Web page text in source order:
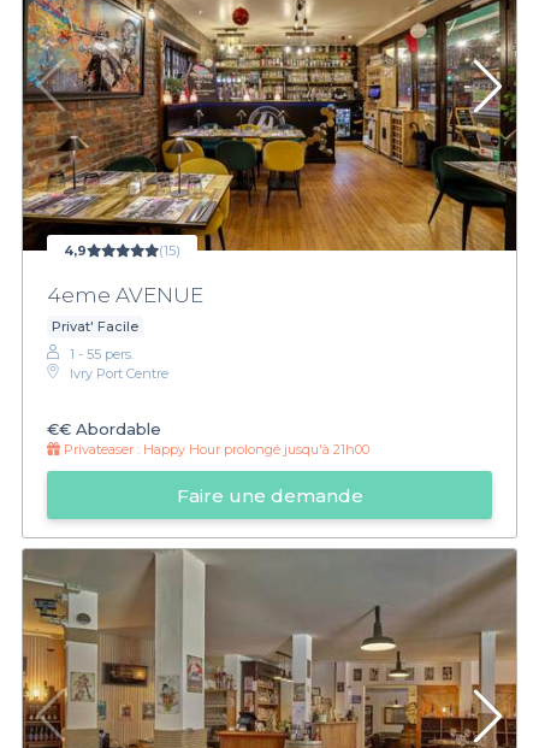
4,9 (15)
4eme AVENUE
Privat' Facile
1 - 55 pers.
Ivry Port Centre
€€ Abordable
Privateaser : Happy Hour prolongé jusqu'à 21h00
Faire une demande